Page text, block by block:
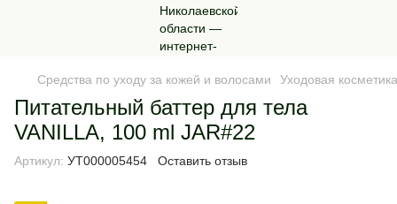
Средства по уходу за кожей и волосами Уходовая
Питательный баттер для тела
VANILLA, 100 ml JAR#22
Артикул: УТ000005454 Оставить отзыв